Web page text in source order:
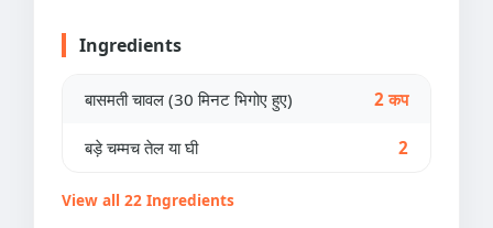
Ingredients
बासमती चावल (30 मिनट भिगोए हुए) 2 कप
बड़े चम्मच तेल या घी 2
View all 22 Ingredients